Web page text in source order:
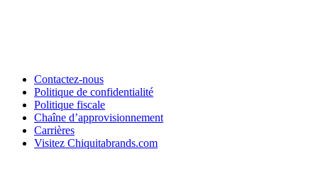
Contactez-nous
Politique de confidentialité
Politique fiscale
Chaîne d’approvisionnement
Carrières
Visitez Chiquitabrands.com